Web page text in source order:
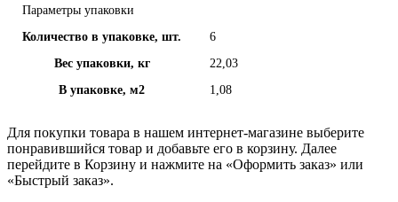
Параметры упаковки
Количество в упаковке, шт.
6
Вес упаковки, кг
22,03
В упаковке, м2
1,08
Для покупки товара в нашем интернет-магазине выберите
понравившийся товар и добавьте его в корзину. Далее
перейдите в Корзину и нажмите на «Оформить заказ» или
«Быстрый заказ».